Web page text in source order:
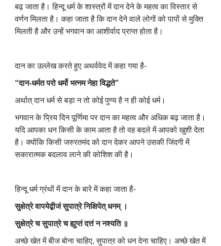
बढ़ जाता है। हिन्दू धर्म के शास्त्रों में दान देने के महत्व का विस्तार से
वर्णन मिलता है। कहा जाता है कि दान देने वाले लोगों को पापों से मुक्ति
मिलती है और उन्हें भगवान का आशीर्वाद प्राप्त होता है।
दान का उल्लेख करते हुए अथर्ववेद में कहा गया है-
“दान-धर्मत परो धर्मो भत्नम नेहा विद्धते”
अर्थात् दान धर्म से बड़ा न तो कोई पुण्य है न ही कोई धर्म।
भगवान के प्रिय दिन पूर्णिमा पर दान का महत्व और अधिक बढ़ जाता है।
यदि आपका धन किसी के काम आता है तो वह बदले में आपको खुशी देता
है। क्योंकि किसी जरुरतमंद को दान देकर आपने उसकी जिंदगी में
सकारात्मक बदलाव लाने की कोशिश की है।
हिन्दू धर्म ग्रंथों में दान के बारे में कहा जाता है-
सुक्षेत्रे वापयेद्बीजं सुपात्रे निक्षिपेत् धनम् ।
सुक्षेत्रे च सुपात्रे च ह्युप्तं दत्तं न नश्यति ॥
अच्छे खेत में बीज बोना चाहिए,सुपात्र को धन देना चाहिए। अच्छे खेत में